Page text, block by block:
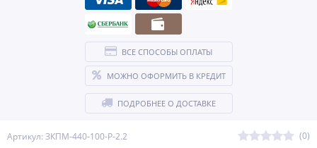
Артикул: ЗКПМ-440-100-Р-2.2
(0)
ВСЕ СПОСОБЫ ОПЛАТЫ
МОЖНО ОФОРМИТЬ В КРЕДИТ
ПОДРОБНЕЕ О ДОСТАВКЕ